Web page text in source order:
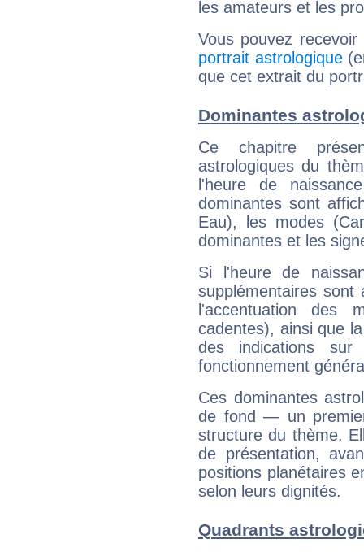
les amateurs et les
Vous pouvez
portrait astrologique
que cet extrait du
Dominantes
Ce chapitre
astrologiques du
l'heure de
dominantes sont
Eau), les modes
dominantes et les
Si l'heure de
supplémentaires sont
l'accentuation des
cadentes), ainsi que
des indications sur
fonctionnement
Ces dominantes
de fond — un
structure du thème.
de présentation,
positions planétaires
selon leurs dignités.
Quadrants